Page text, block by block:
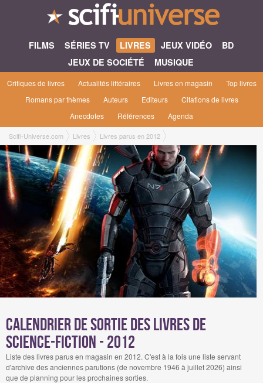
FILMS SÉRIES TV LIVRES JEUX VIDÉO
BD
JEUX DE SOCIÉTÉ
MUSIQUE
Critiques de livres Actualités littéraires Livres en magasin
Top livres
Romans par thèmes
Auteurs Editeurs
Citations de livres
Anecdotes
Références Agenda
Scifi-Universe.com Livres Livres parus en 2012
Calendrier de sortie des livres de
science-fiction - 2012
Liste des livres parus en magasin en 2012. C'est à la fois une liste servant
d'archive des anciennes parutions (de novembre 1946 à juillet 2026) ainsi
que de planning pour les prochaines sorties.